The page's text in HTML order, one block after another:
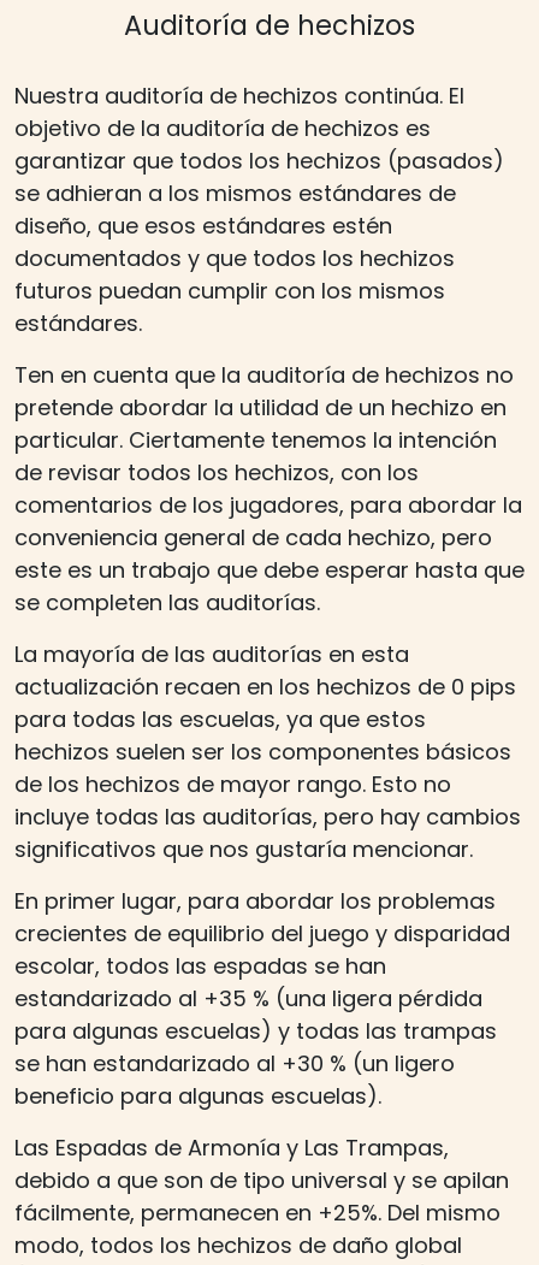
Auditoría de hechizos
Nuestra auditoría de hechizos continúa. El
objetivo de la auditoría de hechizos es
garantizar que todos los hechizos (pasados)
se adhieran a los mismos estándares de
diseño, que esos estándares estén
documentados y que todos los hechizos
futuros puedan cumplir con los mismos
estándares.
Ten en cuenta que la auditoría de hechizos no
pretende abordar la utilidad de un hechizo en
particular. Ciertamente tenemos la intención
de revisar todos los hechizos, con los
comentarios de los jugadores, para abordar la
conveniencia general de cada hechizo, pero
este es un trabajo que debe esperar hasta que
se completen las auditorías.
La mayoría de las auditorías en esta
actualización recaen en los hechizos de 0 pips
para todas las escuelas, ya que estos
hechizos suelen ser los componentes básicos
de los hechizos de mayor rango. Esto no
incluye todas las auditorías, pero hay cambios
significativos que nos gustaría mencionar.
En primer lugar, para abordar los problemas
crecientes de equilibrio del juego y disparidad
escolar, todos las espadas se han
estandarizado al +35 % (una ligera pérdida
para algunas escuelas) y todas las trampas
se han estandarizado al +30 % (un ligero
beneficio para algunas escuelas).
Las Espadas de Armonía y Las Trampas,
debido a que son de tipo universal y se apilan
fácilmente, permanecen en +25%. Del mismo
modo, todos los hechizos de daño global